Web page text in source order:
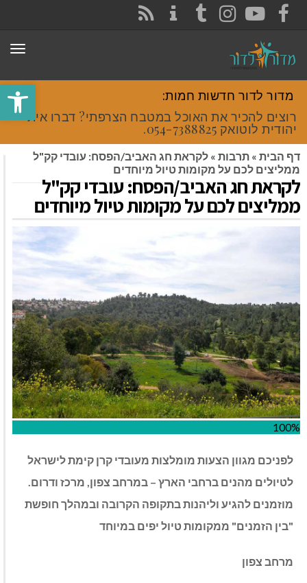
פתח
FACEBOOK
YOUTUBE
INSTAGRAM
TUMBLR
מדור לדור חדשות חמות:
רוצים להכיר את האוכל במטבח הצרפתי? דברו איתי
יהודית לוטואק 054-7388825.
דף הבית » תרבות » לקראת חג האביב/הפסח: עובדי קק"ל
ממליצים לכם על מקומות טיול מיוחדים
לקראת חג האביב/הפסח: עובדי קק"ל
ממליצים לכם על מקומות טיול מיוחדים
100%
לפניכם מגוון הצעות מומלצות מעובדי קרן קימת לישראל
לטיולים מהנים ברחבי הארץ – במרחב צפון, מרכז ודרום.
מוזמנים להגיע וליהנות בתקופה הקרובה ובמהלך חופשת
"בין הזמנים" ממקומות טיול יפים במיוחד
מרחב צפון